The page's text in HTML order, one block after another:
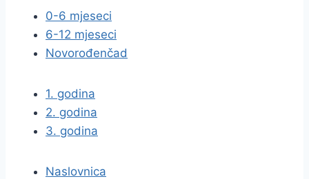
0-6 mjeseci
6-12 mjeseci
Novorođenčad
1. godina
2. godina
3. godina
Naslovnica